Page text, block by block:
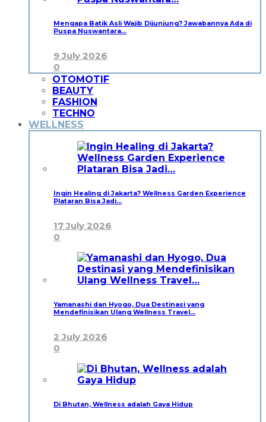
Mengapa Batik Asli Wajib Dijunjung? Jawabannya Ada di
Puspa Nuswantara…
9 July 2026
0
OTOMOTIF
BEAUTY
FASHION
TECHNO
WELLNESS
Ingin Healing di Jakarta? Wellness Garden Experience
Plataran Bisa Jadi…
17 July 2026
0
Yamanashi dan Hyogo, Dua Destinasi yang
Mendefinisikan Ulang Wellness Travel…
2 July 2026
0
Di Bhutan, Wellness adalah Gaya Hidup